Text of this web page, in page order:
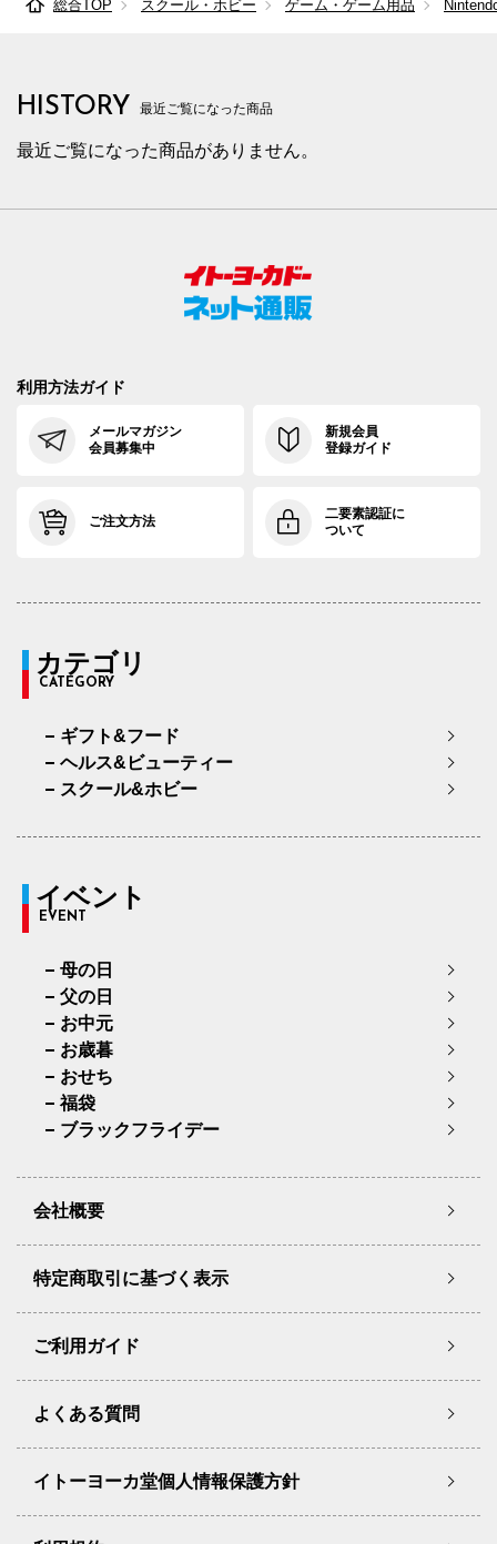
総合TOP スクール・ホビー ゲーム・ゲーム用品
HISTORY 最近ご覧になった商品
最近ご覧になった商品がありません。
利用方法ガイド
メールマガジン
会員募集中
新規会員
登録ガイド
ご注文方法
二要素認証に
ついて
カテゴリ
CATEGORY
ギフト&フード
ヘルス&ビューティー
スクール&ホビー
イベント
EVENT
母の日
父の日
お中元
お歳暮
おせち
福袋
ブラックフライデー
会社概要
特定商取引に基づく表示
ご利用ガイド
よくある質問
イトーヨーカ堂個人情報保護方針